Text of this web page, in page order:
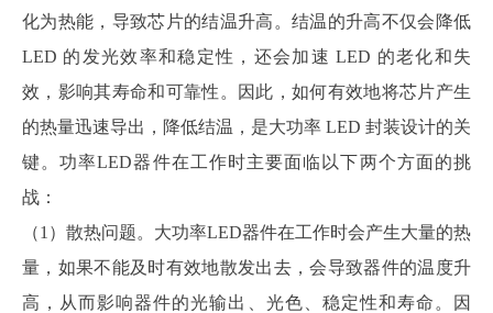
化为热能，导致芯片的结温升高。结温的升高不仅会降低
LED 的发光效率和稳定性，还会加速 LED 的老化和失
效，影响其寿命和可靠性。因此，如何有效地将芯片产生
的热量迅速导出，降低结温，是大功率 LED 封装设计的关
键。功率LED器件在工作时主要面临以下两个方面的挑
战：
（1）散热问题。大功率LED器件在工作时会产生大量的热
量，如果不能及时有效地散发出去，会导致器件的温度升
高，从而影响器件的光输出、光色、稳定性和寿命。因